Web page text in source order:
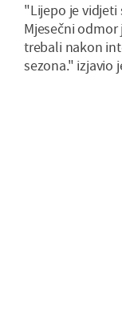
"Lijepo je vidjeti
Mjesečni
trebali nakon
sezona." izjavio